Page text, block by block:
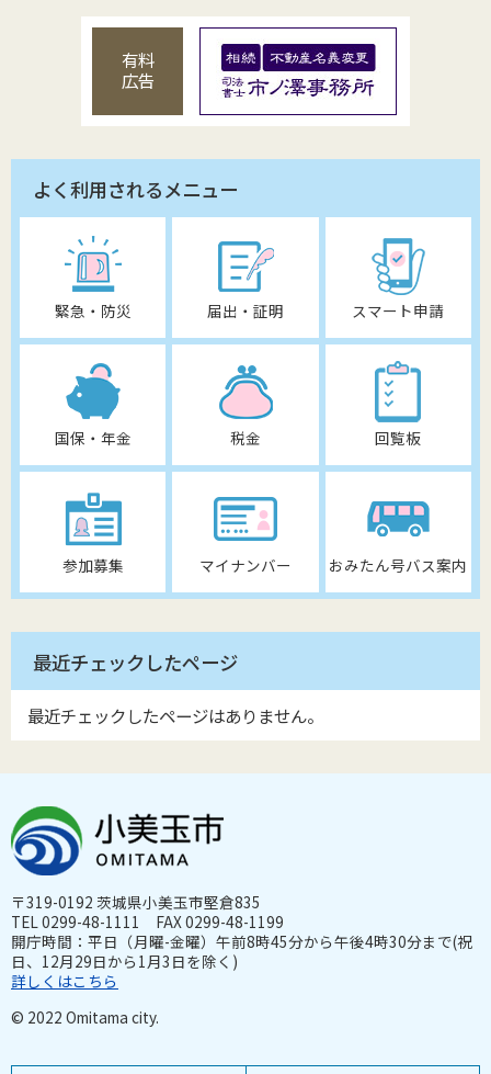
有料
広告
よく利用されるメニュー
緊急・防災 届出・証明 スマート申請
国保・年金 税金 回覧板
参加募集 マイナンバー おみたん号バス案内
最近チェックしたページ
最近チェックしたページはありません。
〒319-0192 茨城県小美玉市堅倉835
TEL 0299-48-1111 FAX 0299-48-1199
開庁時間：平日（月曜-金曜）午前8時45分から午後4時30分まで(祝
日、12月29日から1月3日を除く)
詳しくはこちら
© 2022 Omitama city.